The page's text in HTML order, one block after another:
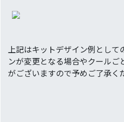
上記はキットデザイン例として
ンが変更となる場合やクール
がございますので予めご了承く